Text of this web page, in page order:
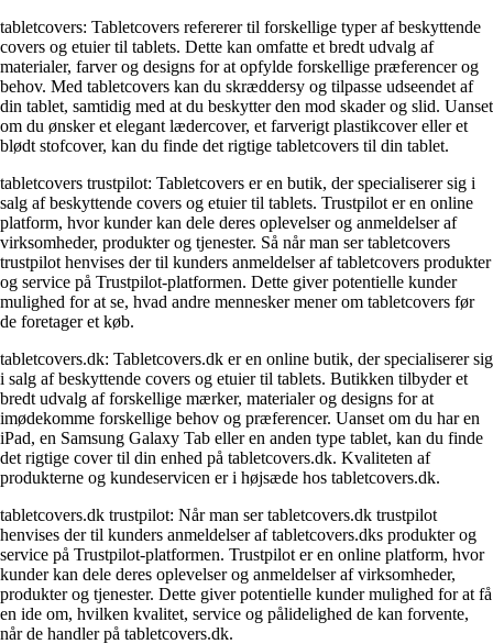
tabletcovers: Tabletcovers refererer til forskellige typer af beskyttende
covers og etuier til tablets. Dette kan omfatte et bredt udvalg af
materialer, farver og designs for at opfylde forskellige præferencer og
behov. Med tabletcovers kan du skræddersy og tilpasse udseendet af
din tablet, samtidig med at du beskytter den mod skader og slid. Uanset
om du ønsker et elegant lædercover, et farverigt plastikcover eller et
blødt stofcover, kan du finde det rigtige tabletcovers til din tablet.
tabletcovers trustpilot: Tabletcovers er en butik, der specialiserer sig i
salg af beskyttende covers og etuier til tablets. Trustpilot er en online
platform, hvor kunder kan dele deres oplevelser og anmeldelser af
virksomheder, produkter og tjenester. Så når man ser tabletcovers
trustpilot henvises der til kunders anmeldelser af tabletcovers produkter
og service på Trustpilot-platformen. Dette giver potentielle kunder
mulighed for at se, hvad andre mennesker mener om tabletcovers før
de foretager et køb.
tabletcovers.dk: Tabletcovers.dk er en online butik, der specialiserer sig
i salg af beskyttende covers og etuier til tablets. Butikken tilbyder et
bredt udvalg af forskellige mærker, materialer og designs for at
imødekomme forskellige behov og præferencer. Uanset om du har en
iPad, en Samsung Galaxy Tab eller en anden type tablet, kan du finde
det rigtige cover til din enhed på tabletcovers.dk. Kvaliteten af ​​
produkterne og kundeservicen er i højsæde hos tabletcovers.dk.
tabletcovers.dk trustpilot: Når man ser tabletcovers.dk trustpilot
henvises der til kunders anmeldelser af tabletcovers.dks produkter og
service på Trustpilot-platformen. Trustpilot er en online platform, hvor
kunder kan dele deres oplevelser og anmeldelser af virksomheder,
produkter og tjenester. Dette giver potentielle kunder mulighed for at få
en ide om, hvilken kvalitet, service og pålidelighed de kan forvente,
når de handler på tabletcovers.dk.